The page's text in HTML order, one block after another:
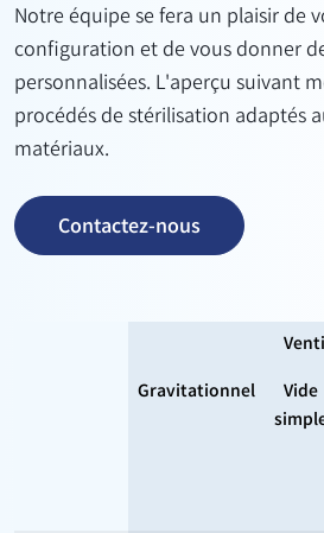
Notre équipe se fera un plaisir de
configuration et de vous donner
personnalisées. L'aperçu suivant
procédés de stérilisation adaptés
matériaux.
Contactez-nous
Gravitationnel
Vide